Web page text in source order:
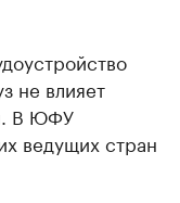
не влияет
В ЮФУ
ведущих стран